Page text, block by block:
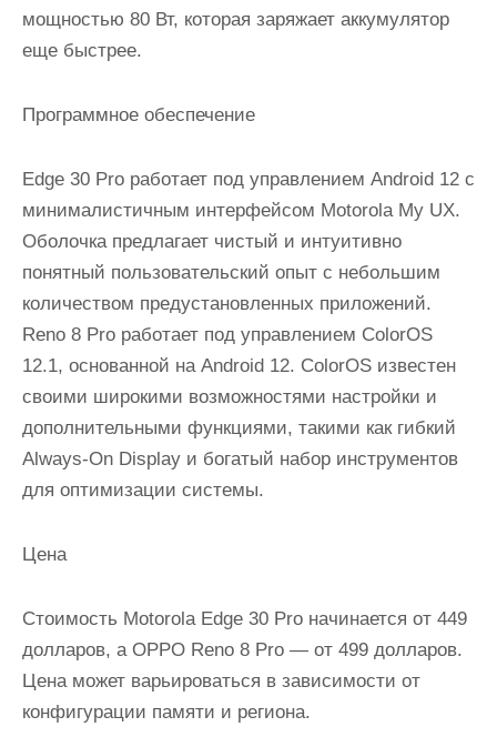
мощностью 80 Вт, которая заряжает аккумулятор
еще быстрее.
Программное обеспечение
Edge 30 Pro работает под управлением Android 12 с
минималистичным интерфейсом Motorola My UX.
Оболочка предлагает чистый и интуитивно
понятный пользовательский опыт с небольшим
количеством предустановленных приложений.
Reno 8 Pro работает под управлением ColorOS
12.1, основанной на Android 12. ColorOS известен
своими широкими возможностями настройки и
дополнительными функциями, такими как гибкий
Always-On Display и богатый набор инструментов
для оптимизации системы.
Цена
Стоимость Motorola Edge 30 Pro начинается от 449
долларов, а OPPO Reno 8 Pro — от 499 долларов.
Цена может варьироваться в зависимости от
конфигурации памяти и региона.